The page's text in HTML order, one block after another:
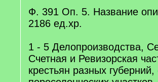
Ф. 391 Оп. 5. Название
2186 eд.xр.
1 - 5 Делопроизводства,
Счетная и Ревизорская
крестьян разных